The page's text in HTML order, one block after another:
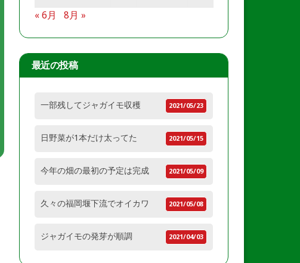
« 6月 8月 »
最近の投稿
一部残してジャガイモ収穫 2021/05/23
日野菜が1本だけ太ってた 2021/05/15
今年の畑の最初の予定は完成 2021/05/09
久々の福岡堰下流でオイカワ 2021/05/08
ジャガイモの発芽が順調 2021/04/03